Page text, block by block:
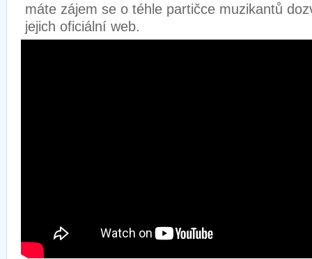
máte zájem se o téhle partičce muzikantů
jejich oficiální web.